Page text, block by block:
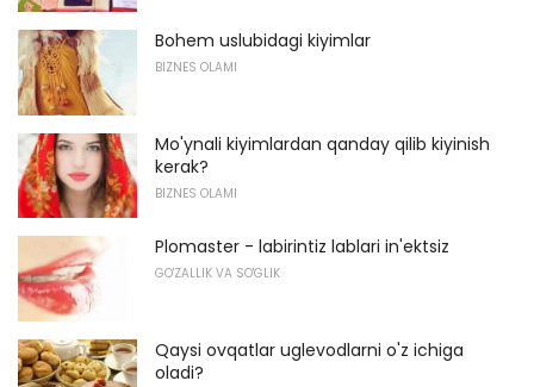
Bohem uslubidagi kiyimlar
BIZNES OLAMI
Mo'ynali kiyimlardan qanday qilib kiyinish
kerak?
BIZNES OLAMI
Plomaster - labirintiz lablari in'ektsiz
GO'ZALLIK VA SO'GLIK
Qaysi ovqatlar uglevodlarni o'z ichiga
oladi?